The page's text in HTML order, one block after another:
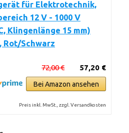
für Elektrotechnik,
12 V - 1000 V
Klingenlänge 15 mm)
Rot/Schwarz
57,20 €
72,00 €
Bei Amazon ansehen
Preis inkl. MwSt., zzgl. Versandkosten